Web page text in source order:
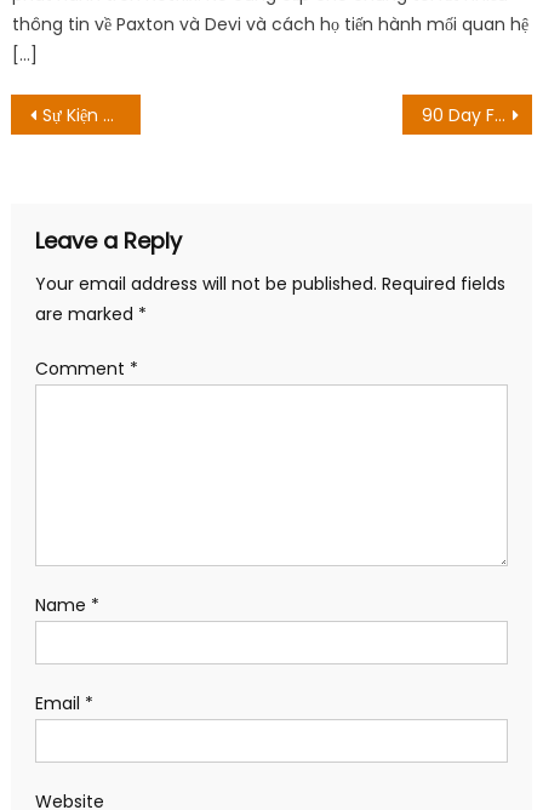
thông tin về Paxton và Devi và cách họ tiến hành mối quan hệ
[…]
Post
Sự Kiện Của Khiên Anh Hùng Mobile 90 Day Fiancé UK Tập 11: Ngày phát hành, tóm tắt và cách xem
Leave a Reply
Your email address will not be published. Required fields
are marked *
Comment *
Name *
Email *
Website